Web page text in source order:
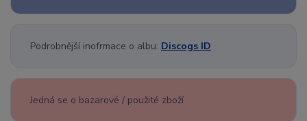
Podrobnější inofrmace o albu: Discogs ID
Jedná se o bazarové / použité zboží